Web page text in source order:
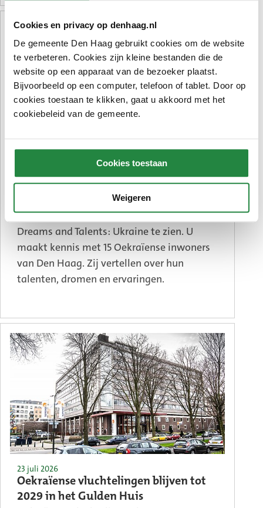
Cookies en privacy op denhaag.nl
De gemeente Den Haag gebruikt cookies om de website
te verbeteren. Cookies zijn kleine bestanden die de
website op een apparaat van de bezoeker plaatst.
Bijvoorbeeld op een computer, telefoon of tablet. Door op
cookies toestaan te klikken, gaat u akkoord met het
cookiebeleid van de gemeente.
Cookies toestaan
Weigeren
Ontdek de talenten van Oekraïense
nieuwkomers
Van 21 juli tot en met 28 augustus is in het
Atrium van het stadhuis de tentoonstelling
Dreams and Talents: Ukraine te zien. U
maakt kennis met 15 Oekraïense inwoners
van Den Haag. Zij vertellen over hun
talenten, dromen en ervaringen.
Oekraïense vluchtelingen blijven tot
2029 in het Gulden Huis
23 juli 2026